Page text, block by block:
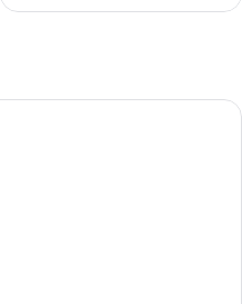
Egy kétágyas szoba, nagy tükörrel,